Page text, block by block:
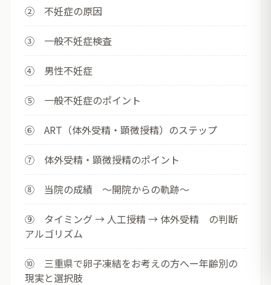
② 不妊症の原因
③ 一般不妊症検査
④ 男性不妊症
⑤ 一般不妊症のポイント
⑥ ART（体外受精・顕微授精）のステップ
⑦ 体外受精・顕微授精のポイント
⑧ 当院の成績 ～開院からの軌跡～
⑨ タイミング → 人工授精 → 体外受精 の判断
アルゴリズム
⑩ 三重県で卵子凍結をお考えの方へー年齢別の
現実と選択肢